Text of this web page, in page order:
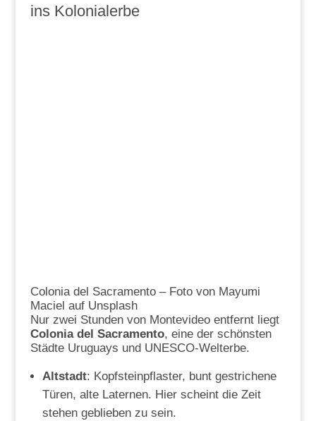
ins Kolonialerbe
Colonia del Sacramento – Foto von Mayumi
Maciel auf Unsplash
Nur zwei Stunden von Montevideo entfernt liegt
Colonia del Sacramento, eine der schönsten
Städte Uruguays und UNESCO-Welterbe.
Altstadt: Kopfsteinpflaster, bunt gestrichene
Türen, alte Laternen. Hier scheint die Zeit
stehen geblieben zu sein.